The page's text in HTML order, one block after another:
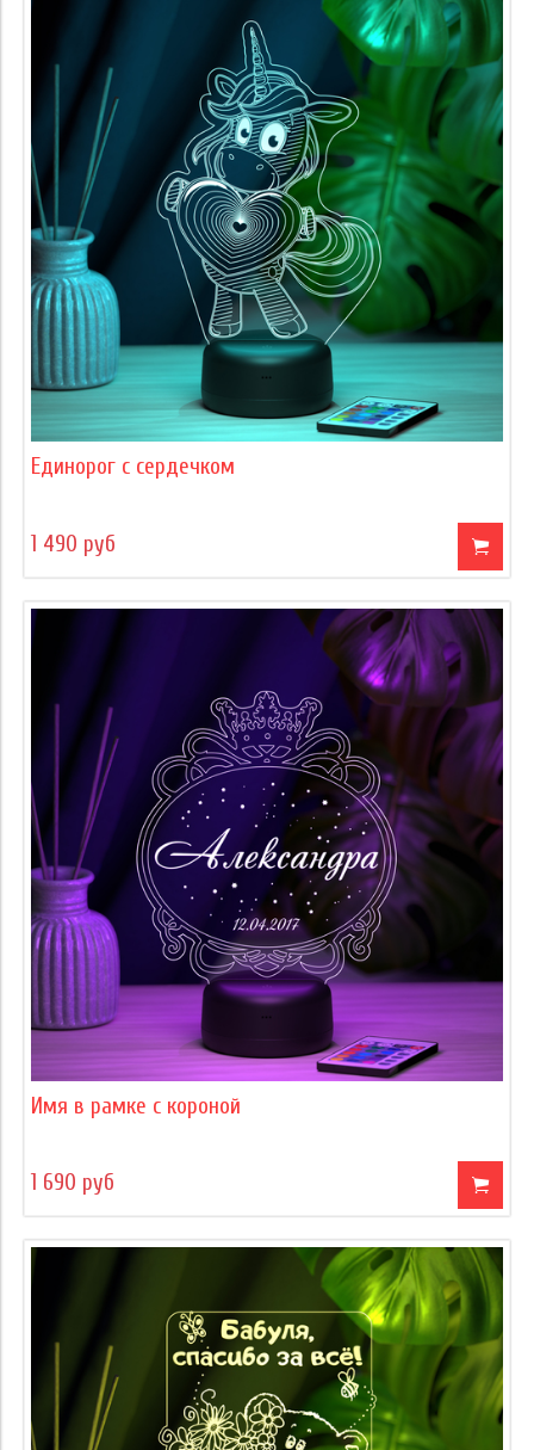
Единорог с сердечком
1 490 руб
Имя в рамке с короной
1 690 руб